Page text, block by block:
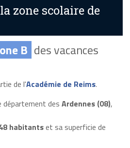
zone scolaire de
B des vacances
de l'Académie de Reims.
département des Ardennes (08),
habitantset sa superficie de